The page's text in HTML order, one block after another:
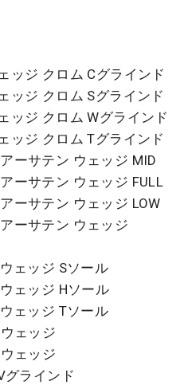
ッジ クロム Cグラインド
ッジ クロム Sグラインド
ッジ クロム Wグラインド
ッジ クロム Tグラインド
ーサテン ウェッジ MID
ーサテン ウェッジ FULL
ーサテン ウェッジ LOW
ーサテン ウェッジ
ェッジ Sソール
ェッジ Hソール
ェッジ Tソール
ェッジ
ェッジ
グラインド